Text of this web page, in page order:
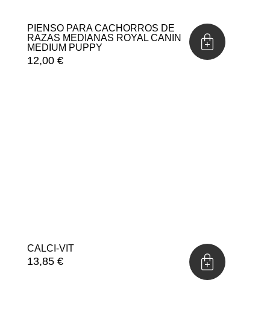
PIENSO PARA CACHORROS DE
RAZAS MEDIANAS ROYAL CANIN
MEDIUM PUPPY
12,00 €
CALCI-VIT
13,85 €